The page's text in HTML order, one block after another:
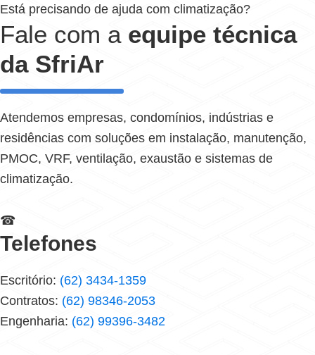
Está precisando de ajuda com climatização?
Fale com a equipe técnica
da SfriAr
Atendemos empresas, condomínios, indústrias e
residências com soluções em instalação, manutenção,
PMOC, VRF, ventilação, exaustão e sistemas de
climatização.
☎
Telefones
Escritório: (62) 3434-1359
Contratos: (62) 98346-2053
Engenharia: (62) 99396-3482